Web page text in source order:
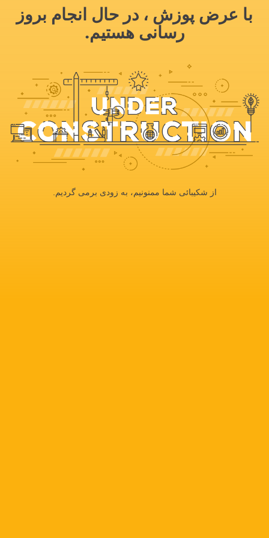
با عرض پوزش ، در حال انجام بروز
رسانی هستیم.
از شکیبائی شما ممنونیم، به زودی برمی گردیم.